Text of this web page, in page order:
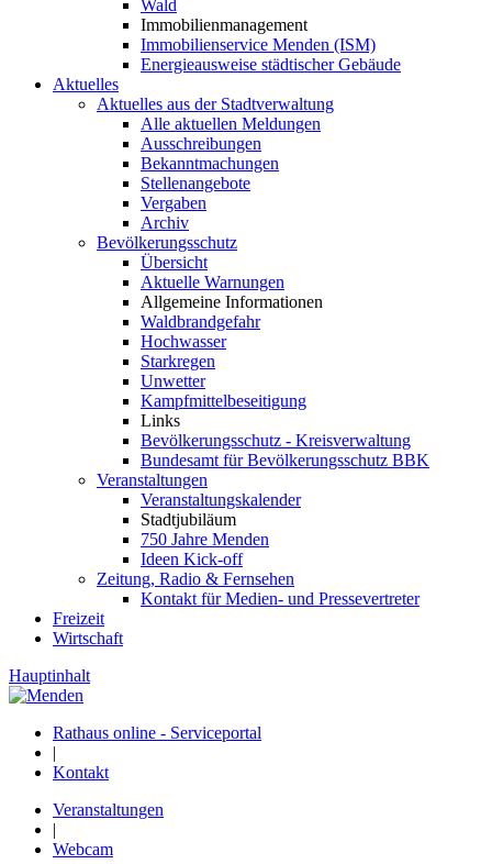
Wald
Immobilienmanagement
Immobilienservice Menden (ISM)
Energieausweise städtischer Gebäude
Aktuelles
Aktuelles aus der Stadtverwaltung
Alle aktuellen Meldungen
Ausschreibungen
Bekanntmachungen
Stellenangebote
Vergaben
Archiv
Bevölkerungsschutz
Übersicht
Aktuelle Warnungen
Allgemeine Informationen
Waldbrandgefahr
Hochwasser
Starkregen
Unwetter
Kampfmittelbeseitigung
Links
Bevölkerungsschutz - Kreisverwaltung
Bundesamt für Bevölkerungsschutz BBK
Veranstaltungen
Veranstaltungskalender
Stadtjubiläum
750 Jahre Menden
Ideen Kick-off
Zeitung, Radio & Fernsehen
Kontakt für Medien- und Pressevertreter
Freizeit
Wirtschaft
Hauptinhalt
Rathaus online - Serviceportal
|
Kontakt
Veranstaltungen
|
Webcam